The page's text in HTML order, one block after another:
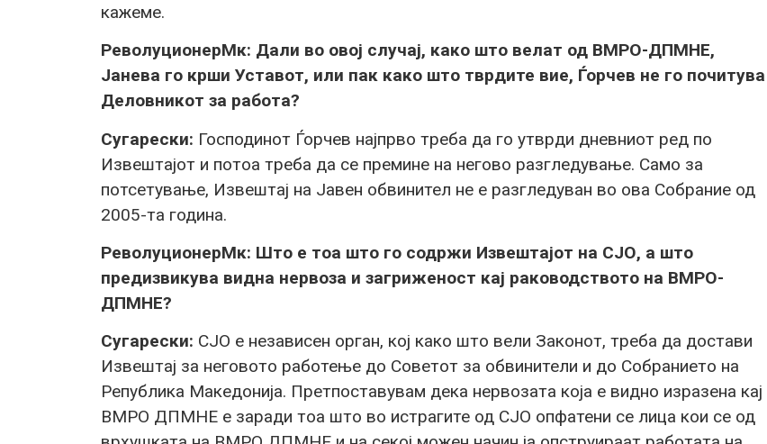
кажеме.
РеволуционерМк: Дали во овој случај, како што велат од ВМРО-ДПМНЕ,
Јанева го крши Уставот, или пак како што тврдите вие, Ѓорчев не го почитува
Деловникот за работа?
Сугарески: Господинот Ѓорчев најпрво треба да го утврди дневниот ред по
Извештајот и потоа треба да се премине на негово разгледување. Само за
потсетување, Извештај на Јавен обвинител не е разгледуван во ова Собрание од
2005-та година.
РеволуционерМк: Што е тоа што го содржи Извештајот на СЈО, а што
предизвикува видна нервоза и загриженост кај раководството на ВМРО-
ДПМНЕ?
Сугарески: СЈО е независен орган, кој како што вели Законот, треба да достави
Извештај за неговото работење до Советот за обвинители и до Собранието на
Република Македонија. Претпоставувам дека нервозата која е видно изразена кај
ВМРО ДПМНЕ е заради тоа што во истрагите од СЈО опфатени се лица кои се од